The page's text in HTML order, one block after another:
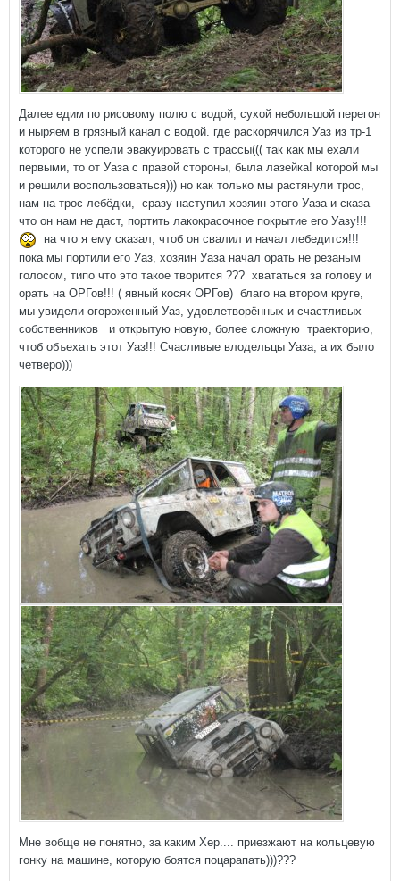
Далее едим по рисовому полю с водой, сухой небольшой перегон
и ныряем в грязный канал с водой. где раскорячился Уаз из тр-1
которого не успели эвакуировать с трассы((( так как мы ехали
первыми, то от Уаза с правой стороны, была лазейка! которой мы
и решили воспользоваться))) но как только мы растянули трос,
нам на трос лебёдки, сразу наступил хозяин этого Уаза и сказа
что он нам не даст, портить лакокрасочное покрытие его Уазу!!!
на что я ему сказал, чтоб он свалил и начал лебедится!!!
пока мы портили его Уаз, хозяин Уаза начал орать не резаным
голосом, типо что это такое творится ??? хвататься за голову и
орать на ОРГов!!! ( явный косяк ОРГов) благо на втором круге,
мы увидели огороженный Уаз, удовлетворённых и счастливых
собственников и открытую новую, более сложную траекторию,
чтоб объехать этот Уаз!!! Счасливые влодельцы Уаза, а их было
четверо)))
Мне вобще не понятно, за каким Хер.... приезжают на кольцевую
гонку на машине, которую боятся поцарапать)))???